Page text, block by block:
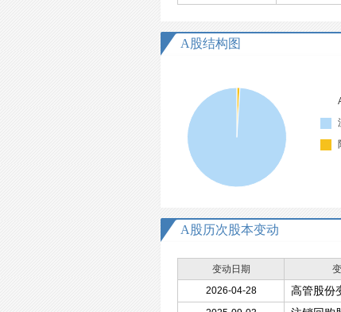
A股结构图
A股历次股本变动
变动日期
2026-04-28
高管股份